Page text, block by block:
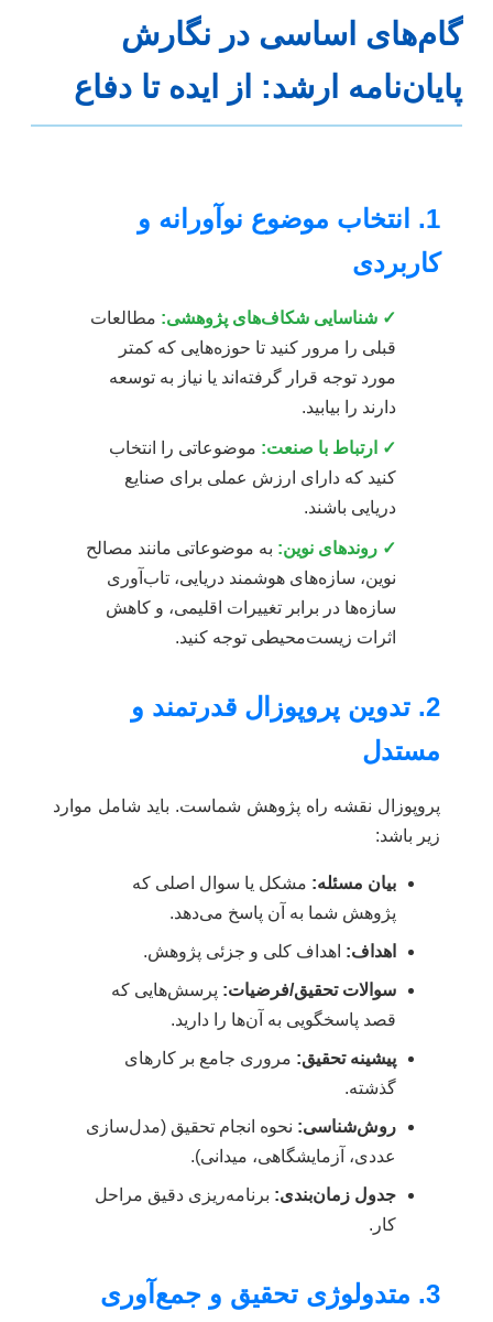
گام‌های اساسی در نگارش
پایان‌نامه ارشد: از ایده تا دفاع
1. انتخاب موضوع نوآورانه و
کاربردی
✓ شناسایی شکاف‌های پژوهشی: مطالعات
قبلی را مرور کنید تا حوزه‌هایی که کمتر
مورد توجه قرار گرفته‌اند یا نیاز به توسعه
دارند را بیابید.
✓ ارتباط با صنعت: موضوعاتی را انتخاب
کنید که دارای ارزش عملی برای صنایع
دریایی باشند.
✓ روندهای نوین: به موضوعاتی مانند مصالح
نوین، سازه‌های هوشمند دریایی، تاب‌آوری
سازه‌ها در برابر تغییرات اقلیمی، و کاهش
اثرات زیست‌محیطی توجه کنید.
2. تدوین پروپوزال قدرتمند و
مستدل
پروپوزال نقشه راه پژوهش شماست. باید شامل موارد
زیر باشد:
بیان مسئله: مشکل یا سوال اصلی که
پژوهش شما به آن پاسخ می‌دهد.
اهداف: اهداف کلی و جزئی پژوهش.
سوالات تحقیق/فرضیات: پرسش‌هایی که
قصد پاسخگویی به آن‌ها را دارید.
پیشینه تحقیق: مروری جامع بر کارهای
گذشته.
روش‌شناسی: نحوه انجام تحقیق (مدل‌سازی
عددی، آزمایشگاهی، میدانی).
جدول زمان‌بندی: برنامه‌ریزی دقیق مراحل
کار.
3. متدولوژی تحقیق و جمع‌آوری